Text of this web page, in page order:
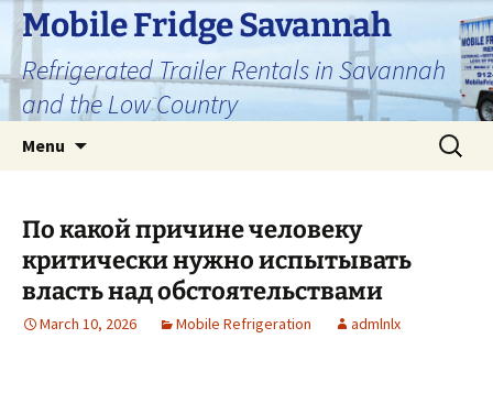
Skip
content
Mobile Fridge Savannah
Refrigerated Trailer Rentals in Savannah
and the Low Country
Menu
Search
for:
По какой причине человеку
критически нужно испытывать
власть над обстоятельствами
March 10, 2026 Mobile Refrigeration admlnlx